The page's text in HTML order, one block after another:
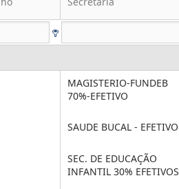
MAGISTERIO-FUNDEB
70%-EFETIVO
SAUDE BUCAL - EFETIVO
SEC. DE EDUCAÇÃO
INFANTIL 30% EFETIVOS